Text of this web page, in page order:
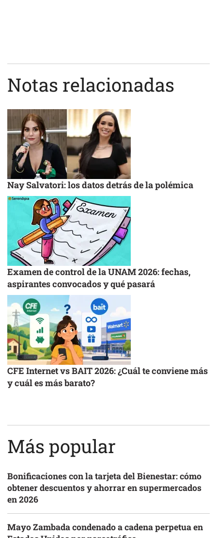
Notas relacionadas
Nay Salvatori: los datos detrás de la polémica
Examen de control de la UNAM 2026: fechas,
aspirantes convocados y qué pasará
CFE Internet vs BAIT 2026: ¿Cuál te conviene más
y cuál es más barato?
Más popular
Bonificaciones con la tarjeta del Bienestar: cómo
obtener descuentos y ahorrar en supermercados
en 2026
Mayo Zambada condenado a cadena perpetua en